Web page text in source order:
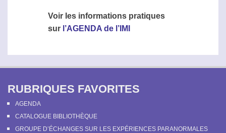
Voir les informations pratiques
sur l’AGENDA de l’IMI
RUBRIQUES FAVORITES
AGENDA
CATALOGUE BIBLIOTHÈQUE
GROUPE D’ÉCHANGES SUR LES EXPÉRIENCES PARANORMALES